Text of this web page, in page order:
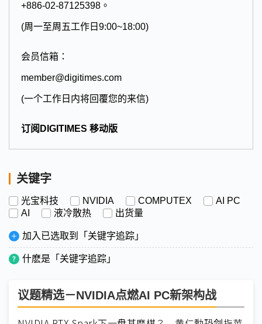
+886-02-87125398。
(周一至周五工作日9:00~18:00)
会员信箱：
member@digitimes.com
(一个工作日内将回覆您的来信)
订阅DIGITIMES 移动版
关键字
光宝科技 NVIDIA COMPUTEX
AI PC
AI
液冷散热 出货量
加入已选取到「关键字追踪」
什麽是「关键字追踪」
议题精选－NVIDIA点燃AI PC新架构战